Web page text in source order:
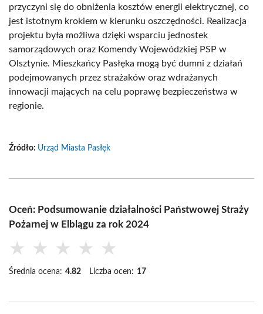
przyczyni się do obniżenia kosztów energii elektrycznej, co
jest istotnym krokiem w kierunku oszczędności. Realizacja
projektu była możliwa dzięki wsparciu jednostek
samorządowych oraz Komendy Wojewódzkiej PSP w
Olsztynie. Mieszkańcy Pasłęka mogą być dumni z działań
podejmowanych przez strażaków oraz wdrażanych
innowacji mających na celu poprawę bezpieczeństwa w
regionie.
Źródło: Urząd Miasta Pasłęk
Oceń: Podsumowanie działalności Państwowej Straży
Pożarnej w Elblągu za rok 2024
★ ★ ★ ★ ★
Średnia ocena: 4.82 Liczba ocen: 17